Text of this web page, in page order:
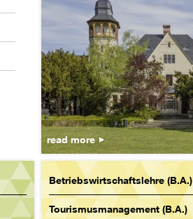
read more
Betriebswirtschaftslehre (B.A.)
Tourismusmanagement (B.A.)